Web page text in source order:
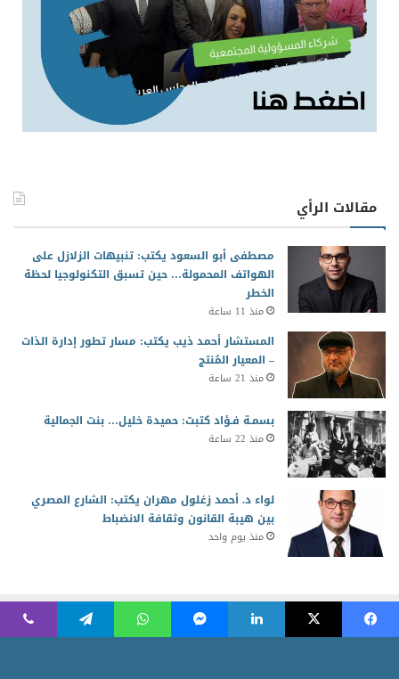
مقالات الرأي
مصطفى أبو السعود يكتب: تنبيهات الزلازل على
الهواتف المحمولة… حين تسبق التكنولوجيا لحظة
الخطر
منذ 11 ساعة
المستشار أحمد ذيب يكتب: مسار تطور إدارة الذات
– المعيار المُنتج
منذ 21 ساعة
بسمـة فـؤاد كتبت: حميدة خليل… بنت الجمالية
منذ 22 ساعة
لواء د. أحمد زغلول مهران يكتب: الشارع المصري
بين هيبة القانون وثقافة الانضباط
منذ يوم واحد
2026 جميع الحقوق محفوظة للمجلس العربي للمسئولية المجتمعية